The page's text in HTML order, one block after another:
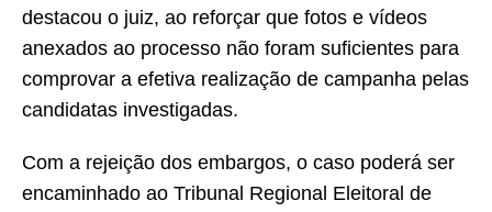
destacou o juiz, ao reforçar que fotos e vídeos
anexados ao processo não foram suficientes para
comprovar a efetiva realização de campanha pelas
candidatas investigadas.
Com a rejeição dos embargos, o caso poderá ser
encaminhado ao Tribunal Regional Eleitoral de